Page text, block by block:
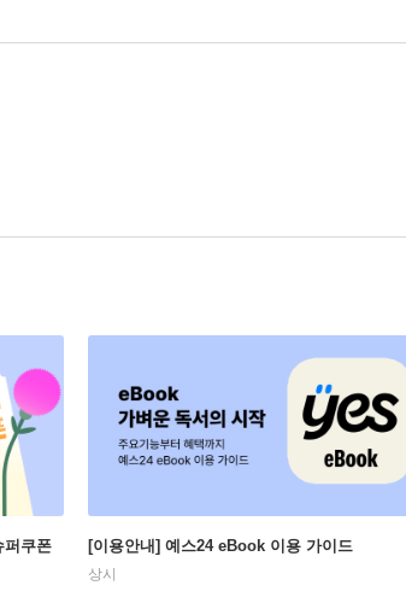
퍼쿠폰 [이용안내] 예스24 eBook 이용 가이드
상시